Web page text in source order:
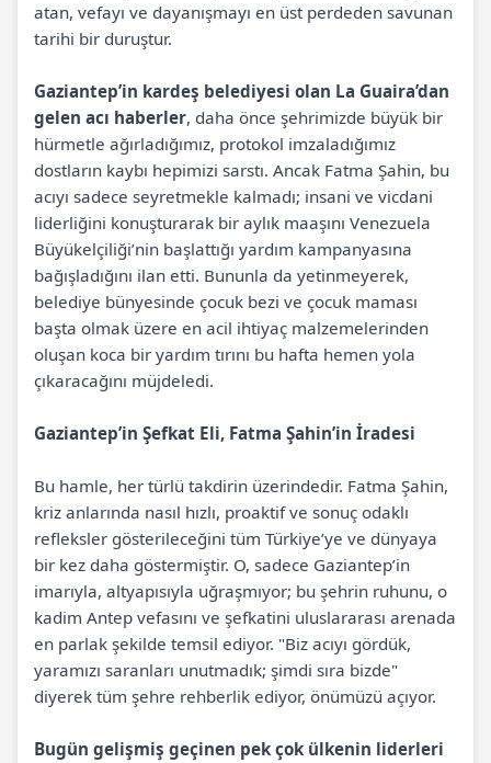
atan, vefayı ve dayanışmayı en üst perdeden savunan
tarihi bir duruştur.
Gaziantep’in kardeş belediyesi olan La Guaira’dan
gelen acı haberler, daha önce şehrimizde büyük bir
hürmetle ağırladığımız, protokol imzaladığımız
dostların kaybı hepimizi sarstı. Ancak Fatma Şahin, bu
acıyı sadece seyretmekle kalmadı; insani ve vicdani
liderliğini konuşturarak bir aylık maaşını Venezuela
Büyükelçiliği’nin başlattığı yardım kampanyasına
bağışladığını ilan etti. Bununla da yetinmeyerek,
belediye bünyesinde çocuk bezi ve çocuk maması
başta olmak üzere en acil ihtiyaç malzemelerinden
oluşan koca bir yardım tırını bu hafta hemen yola
çıkaracağını müjdeledi.
Gaziantep’in Şefkat Eli, Fatma Şahin’in İradesi
Bu hamle, her türlü takdirin üzerindedir. Fatma Şahin,
kriz anlarında nasıl hızlı, proaktif ve sonuç odaklı
refleksler gösterileceğini tüm Türkiye’ye ve dünyaya
bir kez daha göstermiştir. O, sadece Gaziantep’in
imarıyla, altyapısıyla uğraşmıyor; bu şehrin ruhunu, o
kadim Antep vefasını ve şefkatini uluslararası arenada
en parlak şekilde temsil ediyor. "Biz acıyı gördük,
yaramızı saranları unutmadık; şimdi sıra bizde"
diyerek tüm şehre rehberlik ediyor, önümüzü açıyor.
Bugün gelişmiş geçinen pek çok ülkenin liderleri